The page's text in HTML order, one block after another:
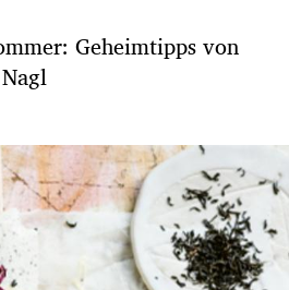
Geheimtipps von